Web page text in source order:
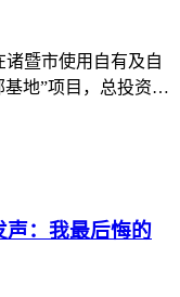
暨市使用自有及自
地”项目，总投资额
二期为盾安环境新能
安环境制冷核心零部
声：我最后悔的